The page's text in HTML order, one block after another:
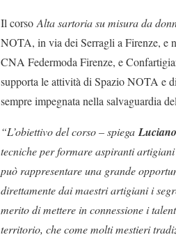
Il corso Alta sartoria su misura da
NOTA, in via dei Serragli a Firenze, e
CNA Federmoda Firenze, e
supporta le attività di Spazio NOTA e
sempre impegnata nella salvaguardia
“L’obiettivo del corso – spiega
tecniche per formare aspiranti
può rappresentare una grande
direttamente dai maestri artigiani i
merito di mettere in connessione i
territorio, che come molti mestieri